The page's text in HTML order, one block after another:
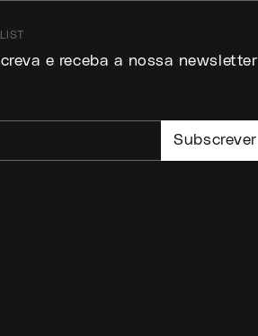
e receba a nossa newsletter